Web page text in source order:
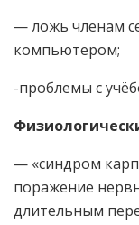
— ложь членам
компьютером;
-проблемы с
— «синдром
поражение
длительным